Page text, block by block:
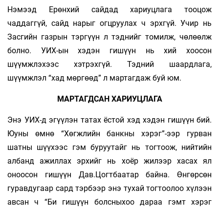
Нэмээд Ерөнхий сайдад хариуцлага тооцож
чаддаггүй, сайд нарыг огцруулах ч эрхгүй. Учир нь
Засгийн газрын тэргүүн л тэднийг томилж, чөлөөлж
болно. УИХ-ын хэдэн гишүүн нь хий хоосон
шүүмжлэхээс хэтрэхгүй. Тэдний шаардлага,
шүүмжлэл “хад мөргөөд” л мартагдаж буй юм.
МАРТАГДСАН ХАРИУЦЛАГА
Энэ УИХ-д эгүүлэн татах ёстой хэд хэдэн гишүүн бий.
Юуны өмнө “Хөгжлийн банкны хэрэг”-ээр гурван
шатны шүүхээс гэм буруутайг нь тогтоож, нийтийн
албанд ажиллах эрхийг нь хоёр жилээр хасах ял
оноосон гишүүн Дав.Цогтбаатар байна. Өнгөрсөн
гуравдугаар сард тэрбээр энэ тухай тогтоолоо хүлээн
авсан ч “Би гишүүн болсныхоо дараа гэмт хэрэг